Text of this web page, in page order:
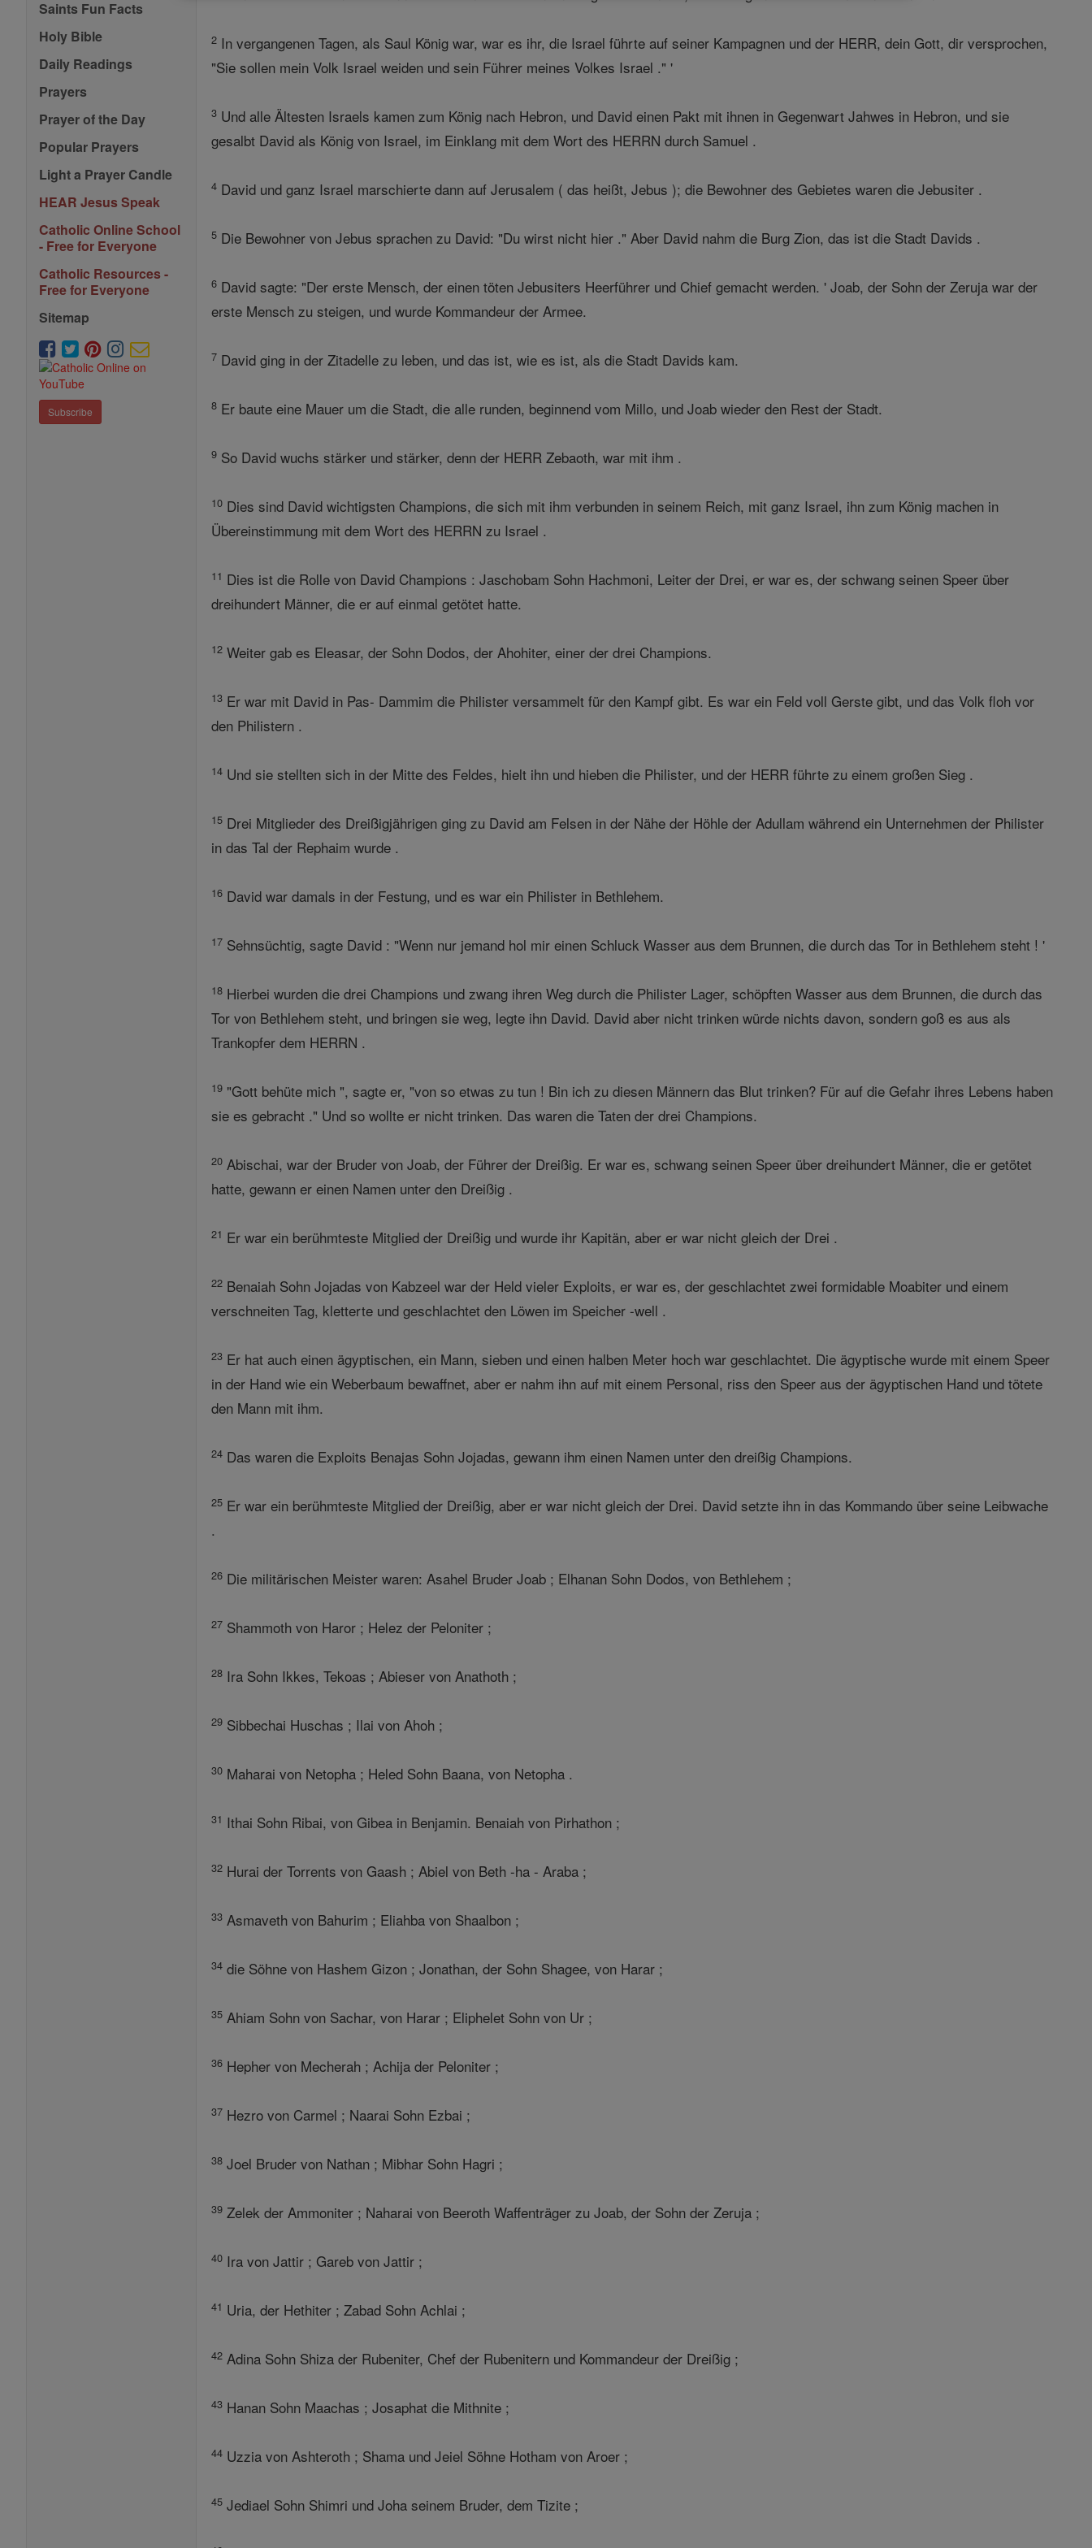
Saints Fun Facts
Holy Bible
Daily Readings
Prayers
Prayer of the Day
Popular Prayers
Light a Prayer Candle
HEAR Jesus Speak
Catholic Online School
- Free for Everyone
Catholic Resources -
Free for Everyone
Sitemap
Subscribe
2 In vergangenen Tagen, als Saul König war, war es ihr, die Israel führte auf seiner Kampagnen und der HERR, dein Gott, dir versprochen,
"Sie sollen mein Volk Israel weiden und sein Führer meines Volkes Israel ." '
3 Und alle Ältesten Israels kamen zum König nach Hebron, und David einen Pakt mit ihnen in Gegenwart Jahwes in Hebron, und sie
gesalbt David als König von Israel, im Einklang mit dem Wort des HERRN durch Samuel .
4 David und ganz Israel marschierte dann auf Jerusalem ( das heißt, Jebus ); die Bewohner des Gebietes waren die Jebusiter .
5 Die Bewohner von Jebus sprachen zu David: "Du wirst nicht hier ." Aber David nahm die Burg Zion, das ist die Stadt Davids .
6 David sagte: "Der erste Mensch, der einen töten Jebusiters Heerführer und Chief gemacht werden. ' Joab, der Sohn der Zeruja war der
erste Mensch zu steigen, und wurde Kommandeur der Armee.
7 David ging in der Zitadelle zu leben, und das ist, wie es ist, als die Stadt Davids kam.
8 Er baute eine Mauer um die Stadt, die alle runden, beginnend vom Millo, und Joab wieder den Rest der Stadt.
9 So David wuchs stärker und stärker, denn der HERR Zebaoth, war mit ihm .
10 Dies sind David wichtigsten Champions, die sich mit ihm verbunden in seinem Reich, mit ganz Israel, ihn zum König machen in
Übereinstimmung mit dem Wort des HERRN zu Israel .
11 Dies ist die Rolle von David Champions : Jaschobam Sohn Hachmoni, Leiter der Drei, er war es, der schwang seinen Speer über
dreihundert Männer, die er auf einmal getötet hatte.
12 Weiter gab es Eleasar, der Sohn Dodos, der Ahohiter, einer der drei Champions.
13 Er war mit David in Pas- Dammim die Philister versammelt für den Kampf gibt. Es war ein Feld voll Gerste gibt, und das Volk floh vor
den Philistern .
14 Und sie stellten sich in der Mitte des Feldes, hielt ihn und hieben die Philister, und der HERR führte zu einem großen Sieg .
15 Drei Mitglieder des Dreißigjährigen ging zu David am Felsen in der Nähe der Höhle der Adullam während ein Unternehmen der Philister
in das Tal der Rephaim wurde .
16 David war damals in der Festung, und es war ein Philister in Bethlehem.
17 Sehnsüchtig, sagte David : "Wenn nur jemand hol mir einen Schluck Wasser aus dem Brunnen, die durch das Tor in Bethlehem steht ! '
18 Hierbei wurden die drei Champions und zwang ihren Weg durch die Philister Lager, schöpften Wasser aus dem Brunnen, die durch das
Tor von Bethlehem steht, und bringen sie weg, legte ihn David. David aber nicht trinken würde nichts davon, sondern goß es aus als
Trankopfer dem HERRN .
19 "Gott behüte mich ", sagte er, "von so etwas zu tun ! Bin ich zu diesen Männern das Blut trinken? Für auf die Gefahr ihres Lebens haben
sie es gebracht ." Und so wollte er nicht trinken. Das waren die Taten der drei Champions.
20 Abischai, war der Bruder von Joab, der Führer der Dreißig. Er war es, schwang seinen Speer über dreihundert Männer, die er getötet
hatte, gewann er einen Namen unter den Dreißig .
21 Er war ein berühmteste Mitglied der Dreißig und wurde ihr Kapitän, aber er war nicht gleich der Drei .
22 Benaiah Sohn Jojadas von Kabzeel war der Held vieler Exploits, er war es, der geschlachtet zwei formidable Moabiter und einem
verschneiten Tag, kletterte und geschlachtet den Löwen im Speicher -well .
23 Er hat auch einen ägyptischen, ein Mann, sieben und einen halben Meter hoch war geschlachtet. Die ägyptische wurde mit einem Speer
in der Hand wie ein Weberbaum bewaffnet, aber er nahm ihn auf mit einem Personal, riss den Speer aus der ägyptischen Hand und tötete
den Mann mit ihm.
24 Das waren die Exploits Benajas Sohn Jojadas, gewann ihm einen Namen unter den dreißig Champions.
25 Er war ein berühmteste Mitglied der Dreißig, aber er war nicht gleich der Drei. David setzte ihn in das Kommando über seine Leibwache
.
26 Die militärischen Meister waren: Asahel Bruder Joab ; Elhanan Sohn Dodos, von Bethlehem ;
27 Shammoth von Haror ; Helez der Peloniter ;
28 Ira Sohn Ikkes, Tekoas ; Abieser von Anathoth ;
29 Sibbechai Huschas ; Ilai von Ahoh ;
30 Maharai von Netopha ; Heled Sohn Baana, von Netopha .
31 Ithai Sohn Ribai, von Gibea in Benjamin. Benaiah von Pirhathon ;
32 Hurai der Torrents von Gaash ; Abiel von Beth -ha - Araba ;
33 Asmaveth von Bahurim ; Eliahba von Shaalbon ;
34 die Söhne von Hashem Gizon ; Jonathan, der Sohn Shagee, von Harar ;
35 Ahiam Sohn von Sachar, von Harar ; Eliphelet Sohn von Ur ;
36 Hepher von Mecherah ; Achija der Peloniter ;
37 Hezro von Carmel ; Naarai Sohn Ezbai ;
38 Joel Bruder von Nathan ; Mibhar Sohn Hagri ;
39 Zelek der Ammoniter ; Naharai von Beeroth Waffenträger zu Joab, der Sohn der Zeruja ;
40 Ira von Jattir ; Gareb von Jattir ;
41 Uria, der Hethiter ; Zabad Sohn Achlai ;
42 Adina Sohn Shiza der Rubeniter, Chef der Rubenitern und Kommandeur der Dreißig ;
43 Hanan Sohn Maachas ; Josaphat die Mithnite ;
44 Uzzia von Ashteroth ; Shama und Jeiel Söhne Hotham von Aroer ;
45 Jediael Sohn Shimri und Joha seinem Bruder, dem Tizite ;